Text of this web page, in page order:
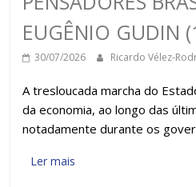
EUGÊNIO GUDIN
30/07/2026 Ricardo Vélez-
A tresloucada marcha do
da economia, ao longo das
notadamente durante os
Ler mais